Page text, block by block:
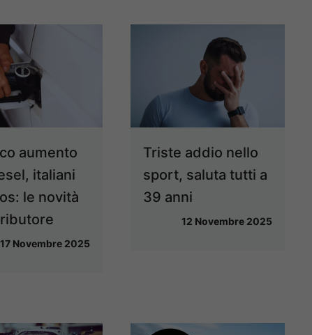
aumento
italiani
le novità
17 Novembre 2025
Triste addio nello
sport, saluta tutti a
39 anni
12 Novembre 2025